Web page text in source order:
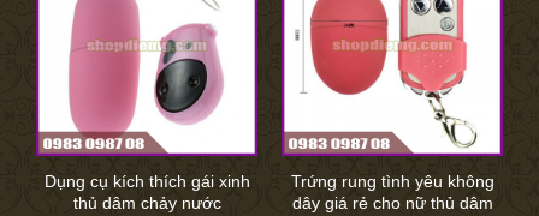
Dụng cụ kích thích gái xinh
thủ dâm chảy nước
Trứng rung tình yêu không
dây giá rẻ cho nữ thủ dâm